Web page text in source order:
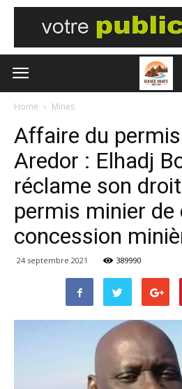
Home Mines
Affaire du permis
Aredor : Elhadj
réclame son
permis minier de
concession
24 septembre 2021 389990